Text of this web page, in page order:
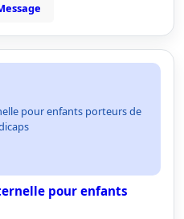
pour enfants porteurs de
pour enfants